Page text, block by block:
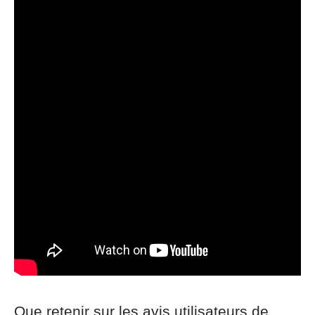
Que retenir sur les avis utilisateurs de